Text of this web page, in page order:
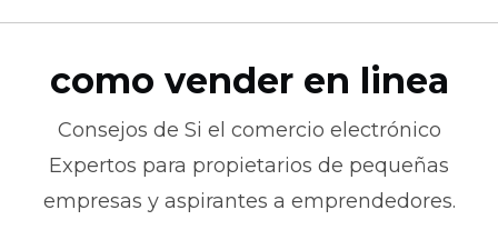
como vender en linea
Consejos de Si el comercio electrónico
Expertos para propietarios de pequeñas
empresas y aspirantes a emprendedores.